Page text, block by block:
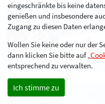
eingeschränkte bis keine
genießen und insbesondere
Zugang zu diesen Daten
Wollen Sie keine oder nur der
dann klicken Sie bitte auf „
entsprechend zu verwalten.
Ich stimme zu